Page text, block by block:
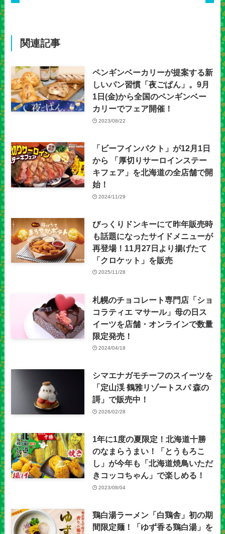
関連記事
ペンギンベーカリーが提案する新
しいパン習慣「夜ごぱん」。9月
1日(金)から全国のペンギンベー
カリーでフェア開催！
2023/08/22
「ビーフインパクト」が12月1日
から 「厚切りサーロインステー
キフェア」を北海道の全店舗で開
始！
2024/11/29
びっくりドンキーにて昨年販売時
も話題になったサイドメニューが
再登場！11月27日より揚げたて
「クロケット」を販売
2025/11/28
札幌のチョコレート専門店「ショ
コラティエ マサール」母の日ス
イーツを店舗・オンラインで数量
限定発売！
2024/04/18
シマエナガモチーフのスイーツを
「定山渓 鶴雅リゾートスパ 森の
謌」で販売中！
2026/02/28
1年に1度の夏限定！北海道十勝
のなまらうまい！「とうもろこ
し」が今年も「北海道焼鳥いただ
きコッコちゃん」で楽しめる！
2023/08/04
鶏白湯ラーメン「白鶏舎」初の期
間限定麺！「ゆず香る鶏白湯」を